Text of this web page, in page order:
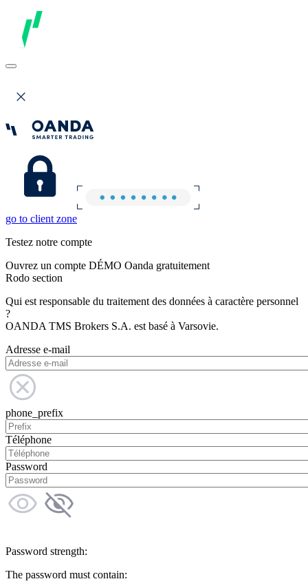
go to client zone
Testez notre compte
Ouvrez un compte DÉMO Oanda gratuitement
Rodo section
Qui est responsable du traitement des données à caractère personnel
?
OANDA TMS Brokers S.A. est basé à Varsovie.
Adresse e-mail
phone_prefix
Téléphone
Password
Password strength:
The password must contain: